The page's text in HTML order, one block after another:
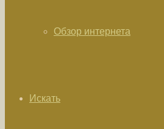
Обзор интернета
Искать